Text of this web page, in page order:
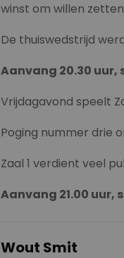
winst om willen
De thuiswedstrijd
Aanvang 20.30 uur,
Vrijdagavond speelt
Poging nummer drie
Zaal 1 verdient veel
Aanvang 21.00 uur,
Wout Smit